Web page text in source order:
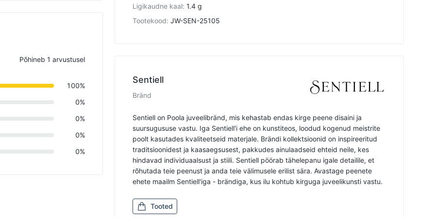
Ligikaudne kaal: 1.4 g
Tootekood: JW-SEN-25105
Sentiell
Bränd
Sentiell on Poola juveelibränd, mis kehastab endas kirge peene disaini ja
suursugususe vastu. Iga Sentiell'i ehe on kunstiteos, loodud kogenud meistrite
poolt kasutades kvaliteetseid materjale. Brändi kollektsioonid on inspireeritud
traditsioonidest ja kaasaegsusest, pakkudes ainulaadseid ehteid neile, kes
hindavad individuaalsust ja stiili. Sentiell pöörab tähelepanu igale detailile, et
rõhutada teie peenust ja anda teie välimusele erilist sära. Avastage peenete
ehete maailm Sentiell'iga - brändiga, kus ilu kohtub kirguga juveelikunsti vastu.
Tooted
Põhineb 1 arvustusel
100%
0%
0%
0%
0%